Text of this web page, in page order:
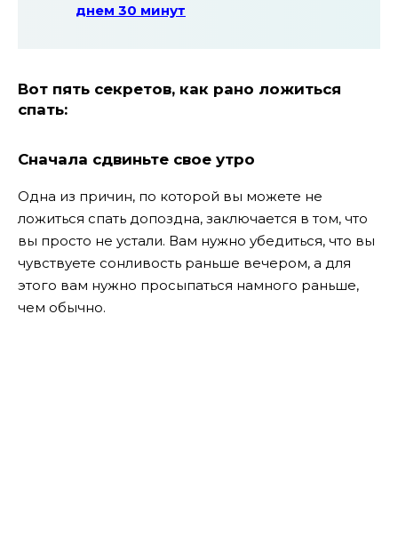
днем 30 минут
Вот пять секретов, как рано ложиться
спать:
Сначала сдвиньте свое утро
Одна из причин, по которой вы можете не
ложиться спать допоздна, заключается в том, что
вы просто не устали. Вам нужно убедиться, что вы
чувствуете сонливость раньше вечером, а для
этого вам нужно просыпаться намного раньше,
чем обычно.